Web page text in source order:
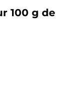
100 g de